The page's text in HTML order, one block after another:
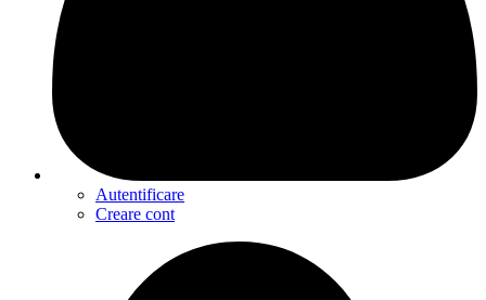
Autentificare
Creare cont